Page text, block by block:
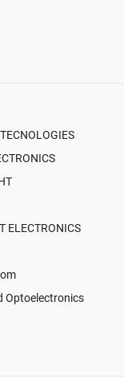
ELECTRONICS
Optoelectronics